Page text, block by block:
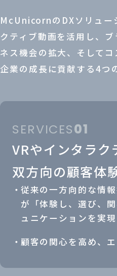
McUnicornのDXソリュー
クティブ動画を活用し、
ネス機会の拡大、そしてコ
企業の成長に貢献する4つ
SERVICES01
VRやインタラク
双方向の顧客体
従来の一方向的な情
が「体験し、選び、
ュニケーションを実現
顧客の関心を高め、